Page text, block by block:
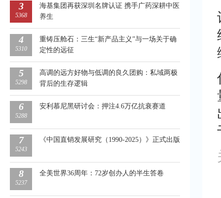
3
5368
海基集团再获深圳名牌认证 携手广药深耕中医
养生
4
5310
重铸压舱石：三生“新产品主义”与一场关于确
定性的远征
5
5298
高调的远方好物与低调的良久团购：私域两极
背后的生存逻辑
6
5288
安利慕尼黑研讨会：押注4.6万亿抗衰赛道
7
5243
《中国直销发展研究（1990-2025）》正式出版
8
5237
全美世界36周年：72岁创办人的半生答卷